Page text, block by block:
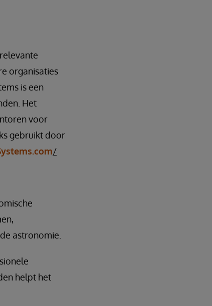
organisaties
is een
Het
voor
gebruikt door
/
astronomie.
helpt het